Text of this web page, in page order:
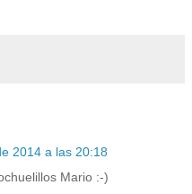
2014 a las 20:18
Mario :-)